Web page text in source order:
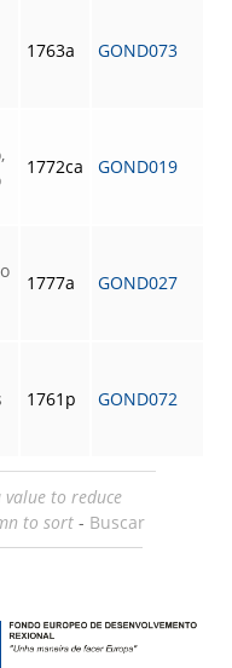
1763a GOND073
1772ca GOND019
1777a GOND027
1761p GOND072
value to reduce
to sort - Buscar